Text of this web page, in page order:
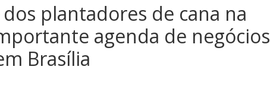
plantadores de cana na
agenda de negócios
Brasília